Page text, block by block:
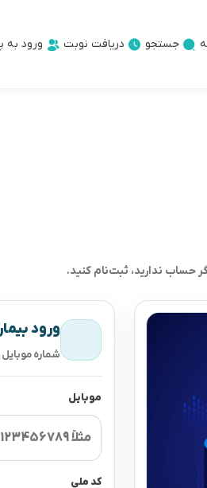
جستجو دریافت نوبت ورود به
حساب ندارید، ثبت‌نام کنید.
ورود
شماره موبایل
موبایل
کد ملی